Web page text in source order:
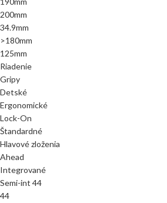
200mm
34.9mm
>180mm
125mm
Riadenie
Gripy
Detské
Ergonomické
Lock-On
Štandardné
Hlavové zloženia
Ahead
Integrované
Semi-int 44
44